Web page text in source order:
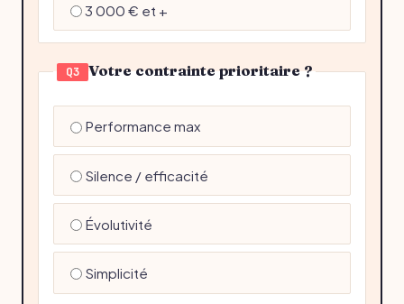
3 000 € et +
Q3 Votre contrainte prioritaire ?
Performance max
Silence / efficacité
Évolutivité
Simplicité